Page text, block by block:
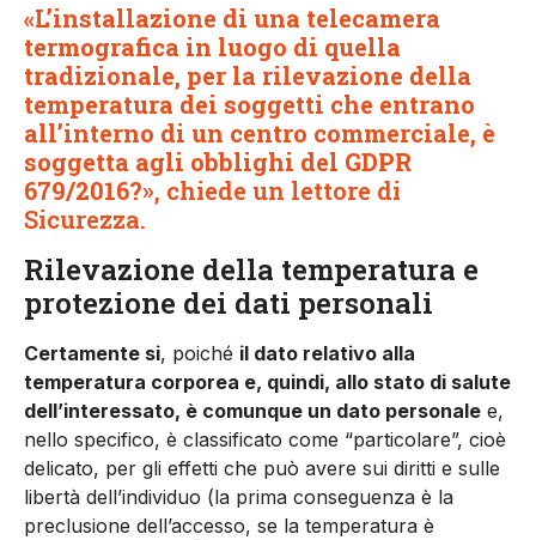
«L’installazione di una telecamera
termografica in luogo di quella
tradizionale, per la rilevazione della
temperatura dei soggetti che entrano
all’interno di un centro commerciale, è
soggetta agli obblighi del GDPR
679/2016?», chiede un lettore di
Sicurezza.
Rilevazione della temperatura e
protezione dei dati personali
Certamente si, poiché il dato relativo alla
temperatura corporea e, quindi, allo stato di salute
dell’interessato, è comunque un dato personale e,
nello specifico, è classificato come “particolare”, cioè
delicato, per gli effetti che può avere sui diritti e sulle
libertà dell’individuo (la prima conseguenza è la
preclusione dell’accesso, se la temperatura è